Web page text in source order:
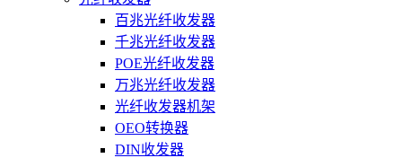
百兆光纤收发器
千兆光纤收发器
POE光纤收发器
万兆光纤收发器
光纤收发器机架
OEO转换器
DIN收发器